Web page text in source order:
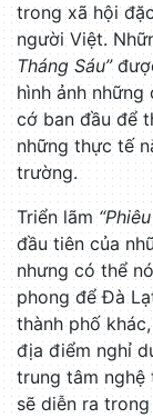
trong xã hội
người Việt.
Tháng Sáu”
hình ảnh
cớ ban đầu để
những thực tế
trường.
Triển lãm
đầu tiên của
nhưng có thể
phong để Đà
thành phố
địa điểm nghỉ
trung tâm nghệ
sẽ diễn ra